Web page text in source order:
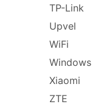
TP-Link
Upvel
WiFi
Windows
Xiaomi
ZTE